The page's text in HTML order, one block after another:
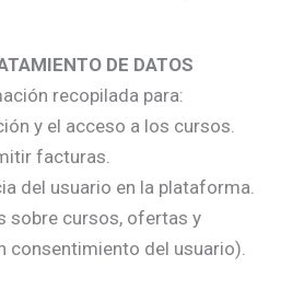
DE DATOS
recopilada para:
y el acceso a los cursos.
facturas.
del usuario en la plataforma.
sobre cursos, ofertas y
consentimiento del usuario).